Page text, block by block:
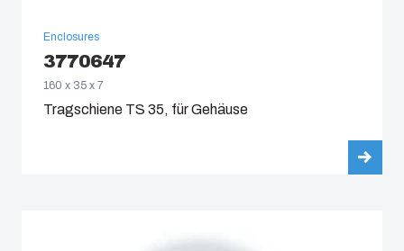
Enclosures
3770647
160 x 35 x 7
Tragschiene TS 35, für Gehäuse